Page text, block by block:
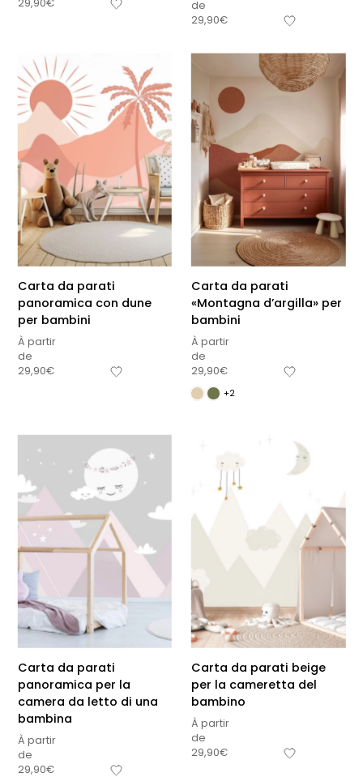
29,90€
de
29,90€
Carta da parati
panoramica con dune
per bambini
À partir
de
29,90€
Carta da parati
«Montagna d’argilla» per
bambini
À partir
de
29,90€
+2
Carta da parati
panoramica per la
camera da letto di una
bambina
À partir
de
29,90€
Carta da parati beige
per la cameretta del
bambino
À partir
de
29,90€